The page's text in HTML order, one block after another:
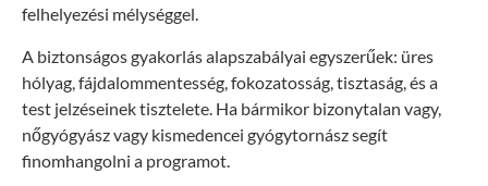
felhelyezési mélységgel.
A biztonságos gyakorlás alapszabályai egyszerűek: üres
hólyag, fájdalommentesség, fokozatosság, tisztaság, és a
test jelzéseinek tisztelete. Ha bármikor bizonytalan vagy,
nőgyógyász vagy kismedencei gyógytornász segít
finomhangolni a programot.